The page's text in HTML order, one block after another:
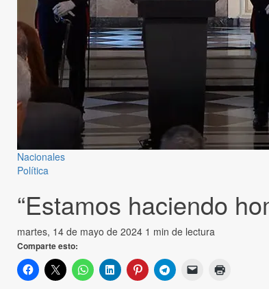
Nacionales
Política
“Estamos haciendo
martes, 14 de mayo de 2024 1 min de lectura
Comparte esto: